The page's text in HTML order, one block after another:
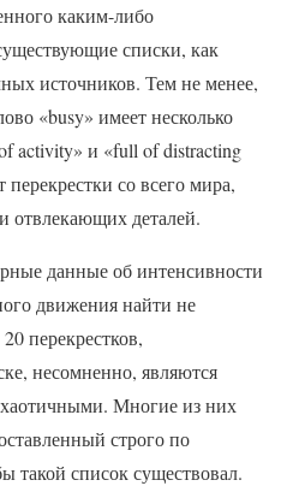
каким-либо
списки, как
источников. Тем не менее,
«busy» имеет несколько
activity» и «full of distracting
со всего мира,
отвлекающих деталей.
данные об интенсивности
движения найти не
перекрестков,
несомненно, являются
Многие из них
строго по
такой список существовал.